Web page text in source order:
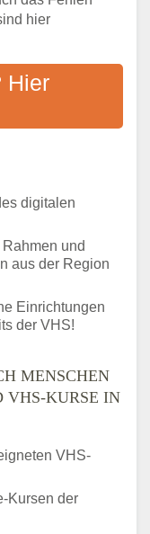
zum
bei
hier
Hier
digitalen
und
aus der Region
Einrichtungen
der VHS!
MENSCHEN
VHS-KURSE IN
VHS-
Kursen der